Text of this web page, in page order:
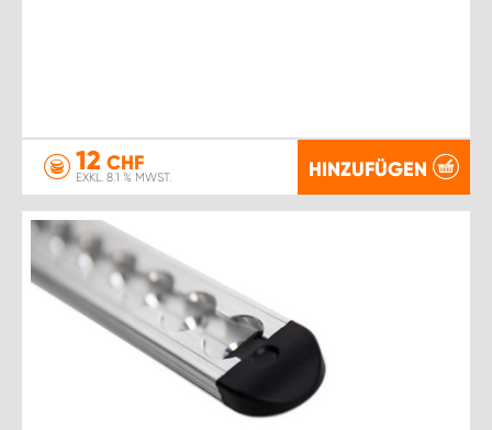
12 CHF
EXKL. 8.1 % MWST. HINZUFÜGEN